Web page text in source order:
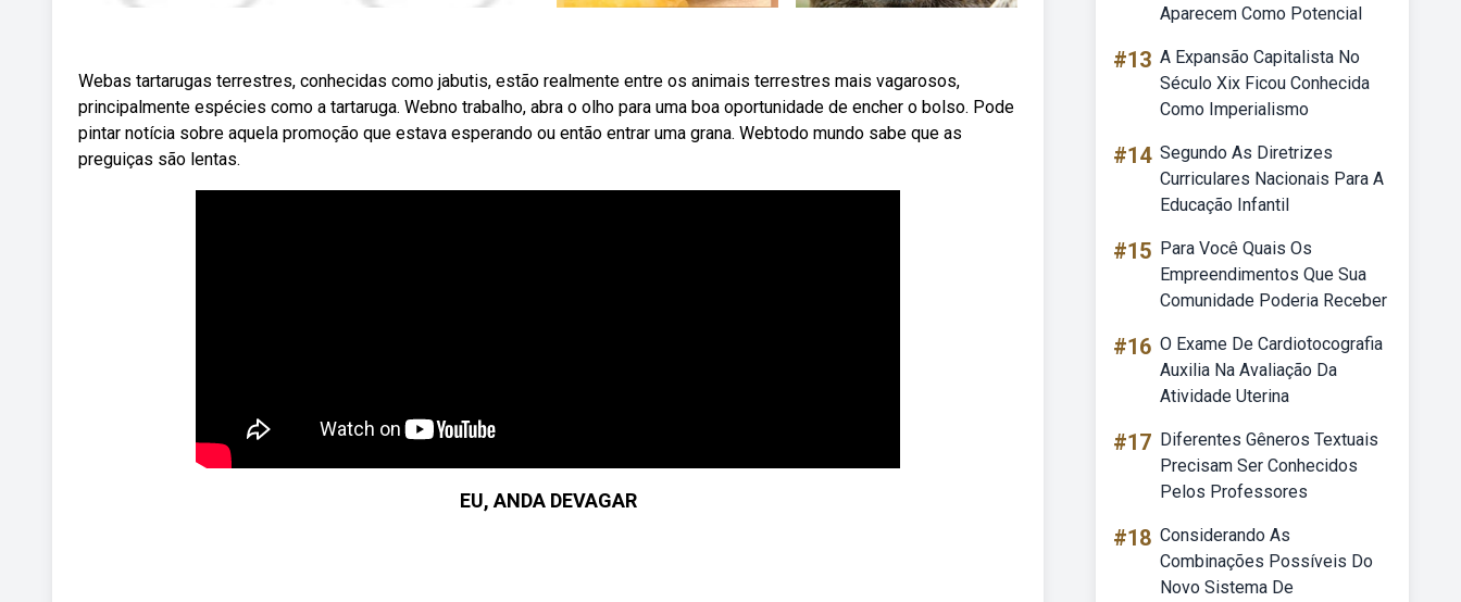
Webas tartarugas terrestres, conhecidas como jabutis, estão realmente entre os animais terrestres mais vagarosos,
principalmente espécies como a tartaruga. Webno trabalho, abra o olho para uma boa oportunidade de encher o bolso. Pode
pintar notícia sobre aquela promoção que estava esperando ou então entrar uma grana. Webtodo mundo sabe que as
preguiças são lentas.
EU, ANDA DEVAGAR
Aparecem Como Potencial
#13 A Expansão Capitalista No
Século Xix Ficou Conhecida
Como Imperialismo
#14 Segundo As Diretrizes
Curriculares Nacionais Para A
Educação Infantil
#15 Para Você Quais Os
Empreendimentos Que Sua
Comunidade Poderia Receber
#16 O Exame De Cardiotocografia
Auxilia Na Avaliação Da
Atividade Uterina
#17 Diferentes Gêneros Textuais
Precisam Ser Conhecidos
Pelos Professores
#18 Considerando As
Combinações Possíveis Do
Novo Sistema De